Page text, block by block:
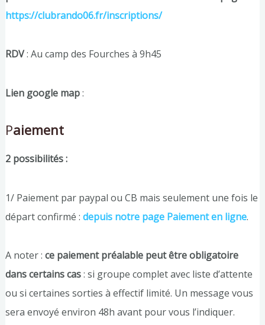
https://clubrando06.fr/inscriptions/
RDV: Au camp des Fourches à 9h45
Lien google map:
Paiement
2 possibilités :
1/ Paiement par paypal ou CB mais seulement une fois le
départ confirmé : depuis notre page Paiement en ligne.
A noter : ce paiement préalable peut être obligatoire
dans certains cas: si groupe complet avec liste d’attente
ou si certaines sorties à effectif limité. Un message vous
sera envoyé environ 48h avant pour vous l’indiquer.